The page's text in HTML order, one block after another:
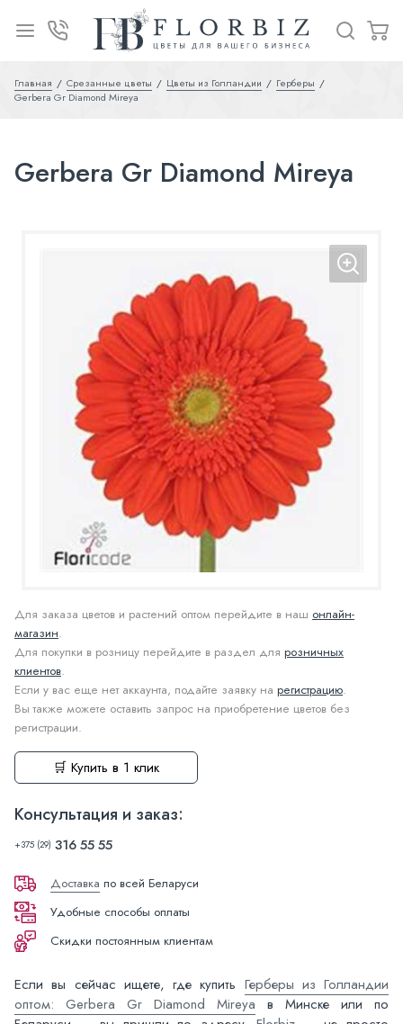
Главная Срезанные цветы Цветы из Голландии
Герберы
Gerbera Gr Diamond Mireya
Gerbera Gr Diamond Mireya
Для заказа цветов и растений оптом перейдите в наш онлайн-
магазин.
Для покупки в розницу перейдите в раздел для розничных
клиентов.
Если у вас еще нет аккаунта, подайте заявку на регистрацию.
Вы также можете оставить запрос на приобретение цветов без
регистрации.
🛒 Купить в 1 клик
Консультация и заказ:
+375 (29) 316 55 55
Доставка по всей Беларуси
Удобные способы оплаты
Скидки постоянным клиентам
Если вы сейчас ищете, где купить Герберы из Голландии
оптом: Gerbera Gr Diamond Mireya в Минске или по